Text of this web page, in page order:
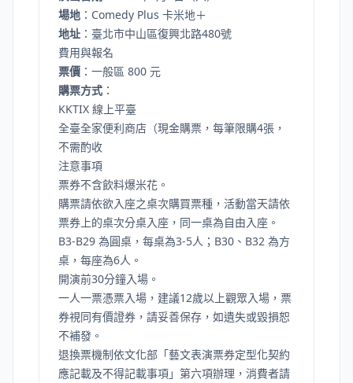
場地 ：Comedy Plus 卡米地＋
地址 ：臺北市中山區復興北路480號
費用與報名
票價 ：一般區 800 元
購票方式 ：
KKTIX 線上平臺
全臺全家便利商店（現金購票，每筆限購4張，
不需酌收
注意事項
票券不含飲料爆米花。
購票請依欲入座之桌次購買票種，活動當天請依
票券上的桌次分桌入座，同一桌為自由入座。
B3-B29 為圓桌，每桌為3-5人；B30、B32 為方
桌，每座為6人。
開演前30分鐘入場。
一人一票憑票入場，建議12歲以上觀眾入場，票
券視同有價證券，請妥善保存，如遺失或毀損恕
不補發。
退換票機制依文化部「藝文表演票券定型化契約
應記載及不得記載事項」第六項辦理，消費者請